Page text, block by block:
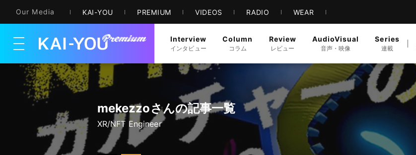
Our Media KAI-YOU PREMIUM VIDEOS RADIO WEAR
メニューを開く
Interview
インタビュー
Column
コラム
Review
レビュー
AudioVisual
音声・映像
Series
連載
mekezzoさんの記事一覧
XR/NFT Engineer